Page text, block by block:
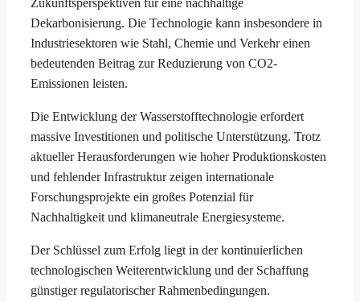
Dekarbonisierung. Die Technologie kann insbesondere in
Industriesektoren wie Stahl, Chemie und Verkehr einen
bedeutenden Beitrag zur Reduzierung von CO2-
Emissionen leisten.
Die Entwicklung der Wasserstofftechnologie erfordert
massive Investitionen und politische Unterstützung. Trotz
aktueller Herausforderungen wie hoher Produktionskosten
und fehlender Infrastruktur zeigen internationale
Forschungsprojekte ein großes Potenzial für
Nachhaltigkeit und klimaneutrale Energiesysteme.
Der Schlüssel zum Erfolg liegt in der kontinuierlichen
technologischen Weiterentwicklung und der Schaffung
günstiger regulatorischer Rahmenbedingungen.